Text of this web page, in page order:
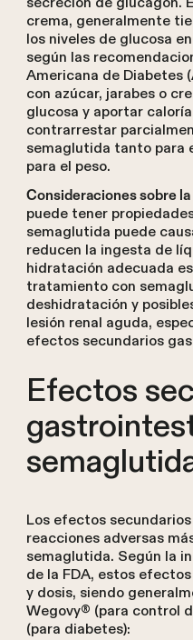
crema, generalmente
los niveles de glucosa
según las
Americana de Diabetes
con azúcar, jarabes o
glucosa y aportar
contrarrestar
semaglutida tanto para
para el peso.
Consideraciones sobre
puede tener
semaglutida puede
reducen la ingesta de
hidratación adecuada
tratamiento con
deshidratación y
lesión renal aguda,
efectos secundarios
Efectos
Los efectos
reacciones adversas
semaglutida. Según la
de la FDA, estos
y dosis, siendo
Wegovy® (para control
(para diabetes):